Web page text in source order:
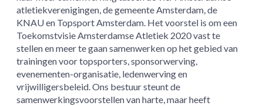
atletiekverenigingen, de gemeente Amsterdam, de
KNAU en Topsport Amsterdam. Het voorstel is om een
Toekomstvisie Amsterdamse Atletiek 2020 vast te
stellen en meer te gaan samenwerken op het gebied van
trainingen voor topsporters, sponsorwerving,
evenementen-organisatie, ledenwerving en
vrijwilligersbeleid. Ons bestuur steunt de
samenwerkingsvoorstellen van harte, maar heeft